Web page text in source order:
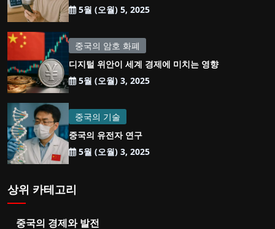
5월 (오월) 5, 2025
중국의 암호 화폐
디지털 위안이 세계 경제에 미치는 영향
5월 (오월) 3, 2025
중국의 기술
중국의 유전자 연구
5월 (오월) 3, 2025
상위 카테고리
중국의 경제와 발전